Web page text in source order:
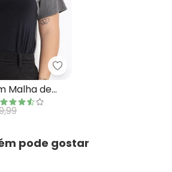
Marguerite - Blusa Preto
Malha de
pode gostar